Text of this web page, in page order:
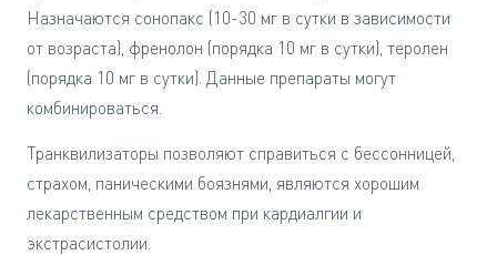
Назначаются сонопакс (10-30 мг в сутки в зависимости
от возраста), френолон (порядка 10 мг в сутки), теролен
(порядка 10 мг в сутки). Данные препараты могут
комбинироваться.
Транквилизаторы позволяют справиться с бессонницей,
страхом, паническими боязнями, являются хорошим
лекарственным средством при кардиалгии и
экстрасистолии.